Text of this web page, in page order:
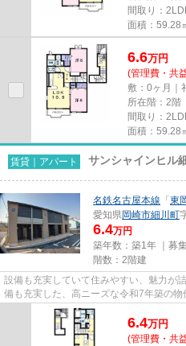
間取り：
面積：59.28
6.6万円
(管理費・共
敷：0ヶ月｜
所在階：2階
間取り：
面積：59.28
賃貸｜アパート サンシャインヒル細
名鉄名古屋本線 「 東
愛知県岡崎市細川町
6.4万円
築年数：築1年 ｜募
階数：2階建
設備も充実していて住みやすい、魅力が
備も充実した、高ニーズな令和7年築の
物件情報をお探しならお気軽に...
6.4万円
(管理費・共